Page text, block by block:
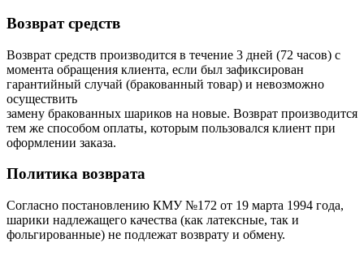
Возврат средств
Возврат средств производится в течение 3 дней (72 часов) с
момента обращения клиента, если был зафиксирован
гарантийный случай (бракованный товар) и невозможно
осуществить
замену бракованных шариков на новые. Возврат производится
тем же способом оплаты, которым пользовался клиент при
оформлении заказа.
Политика возврата
Согласно постановлению КМУ №172 от 19 марта 1994 года,
шарики надлежащего качества (как латексные, так и
фольгированные) не подлежат возврату и обмену.